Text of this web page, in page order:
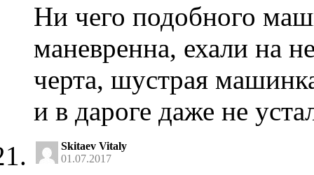
Ни чего подобного
маневренна, ехали на
черта, шустрая
и в дароге даже не
Skitaev Vitaly
01.07.2017